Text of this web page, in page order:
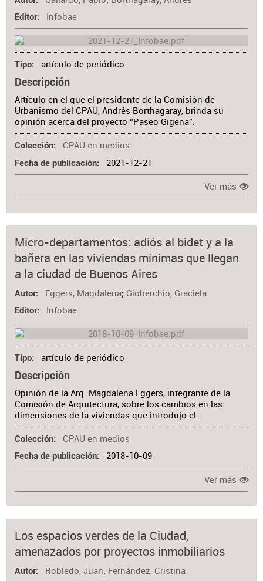
Editor Infobae
Tipo artículo de periódico
Descripción
Artículo en el que el presidente de la Comisión de
Urbanismo del CPAU, Andrés Borthagaray, brinda su
opinión acerca del proyecto “Paseo Gigena”.
Colección CPAU en medios
Fecha de publicación 2021-12-21
Ver más
Micro-departamentos: adiós al bidet y a la
bañera en las viviendas mínimas que llegan
a la ciudad de Buenos Aires
Autor Eggers, Magdalena; Gioberchio, Graciela
Editor Infobae
Tipo artículo de periódico
Descripción
Opinión de la Arq. Magdalena Eggers, integrante de la
Comisión de Arquitectura, sobre los cambios en las
dimensiones de la viviendas que introdujo el…
Colección CPAU en medios
Fecha de publicación 2018-10-09
Ver más
Los espacios verdes de la Ciudad,
amenazados por proyectos inmobiliarios
Autor Robledo, Juan; Fernández, Cristina